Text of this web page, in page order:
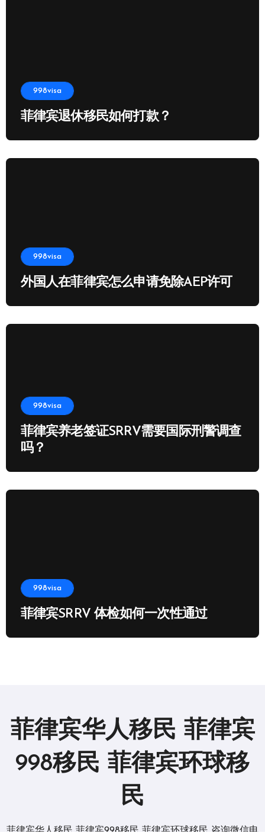
998visa
菲律宾退休移民如何打款？
998visa
外国人在菲律宾怎么申请免除AEP许可
998visa
菲律宾养老签证SRRV需要国际刑警调查
吗？
998visa
菲律宾SRRV 体检如何一次性通过
菲律宾华人移民 菲律宾
998移民 菲律宾环球移
民
菲律宾华人移民 菲律宾998移民 菲律宾环球移民 咨询微信电